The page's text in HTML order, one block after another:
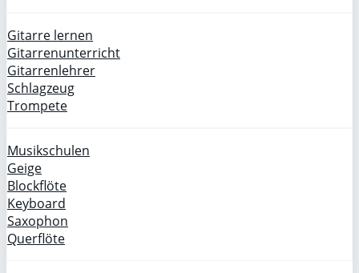
Gitarre lernen
Gitarrenunterricht
Gitarrenlehrer
Schlagzeug
Trompete
Musikschulen
Geige
Blockflöte
Keyboard
Saxophon
Querflöte